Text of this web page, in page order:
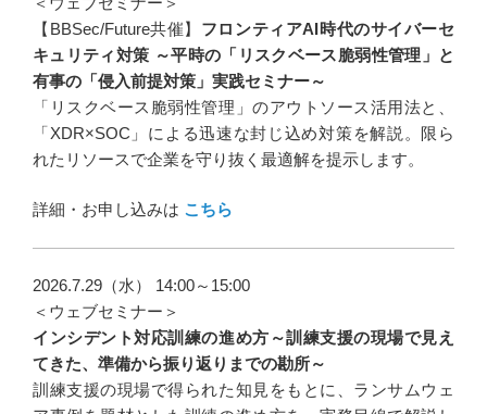
【BBSec/Future共催】 フロンティアAI時代のサイバーセ
キュリティ対策 ～平時の「リスクベース脆弱性管理」と
有事の「侵入前提対策」実践セミナー～
「リスクベース脆弱性管理」のアウトソース活用法と、
「XDR×SOC」による迅速な封じ込め対策を解説。限ら
れたリソースで企業を守り抜く最適解を提示します。
詳細・お申し込みは こちら
2026.7.29（水） 14:00～15:00
＜ウェブセミナー＞
インシデント対応訓練の進め方～訓練支援の現場で見え
てきた、準備から振り返りまでの勘所～
訓練支援の現場で得られた知見をもとに、ランサムウェ